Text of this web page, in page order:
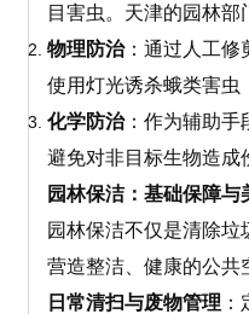
目害虫。天津的园林
物理防治：通过人工修
使用灯光诱杀蛾类害虫
化学防治：作为辅助手
避免对非目标生物造成
园林保洁：基础保障与
园林保洁不仅是清除
营造整洁、健康的公共
日常清扫与废物管理